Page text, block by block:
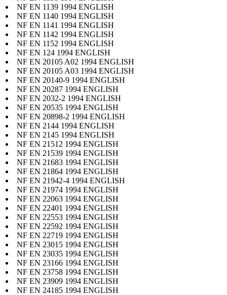
NF EN 1139 1994 ENGLISH
NF EN 1140 1994 ENGLISH
NF EN 1141 1994 ENGLISH
NF EN 1142 1994 ENGLISH
NF EN 1152 1994 ENGLISH
NF EN 124 1994 ENGLISH
NF EN 20105 A02 1994 ENGLISH
NF EN 20105 A03 1994 ENGLISH
NF EN 20140-9 1994 ENGLISH
NF EN 20287 1994 ENGLISH
NF EN 2032-2 1994 ENGLISH
NF EN 20535 1994 ENGLISH
NF EN 20898-2 1994 ENGLISH
NF EN 2144 1994 ENGLISH
NF EN 2145 1994 ENGLISH
NF EN 21512 1994 ENGLISH
NF EN 21539 1994 ENGLISH
NF EN 21683 1994 ENGLISH
NF EN 21864 1994 ENGLISH
NF EN 21942-4 1994 ENGLISH
NF EN 21974 1994 ENGLISH
NF EN 22063 1994 ENGLISH
NF EN 22401 1994 ENGLISH
NF EN 22553 1994 ENGLISH
NF EN 22592 1994 ENGLISH
NF EN 22719 1994 ENGLISH
NF EN 23015 1994 ENGLISH
NF EN 23035 1994 ENGLISH
NF EN 23166 1994 ENGLISH
NF EN 23758 1994 ENGLISH
NF EN 23909 1994 ENGLISH
NF EN 24185 1994 ENGLISH